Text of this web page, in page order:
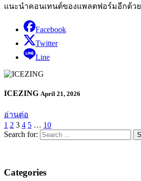
แนะนำคอนเทนต์ของแพลตฟอร์มอีกด้วย
Facebook
Twitter
Line
ICEZING April 21, 2026
อ่านต่อ
1 2 3 4 5 … 10
Search for:
Categories